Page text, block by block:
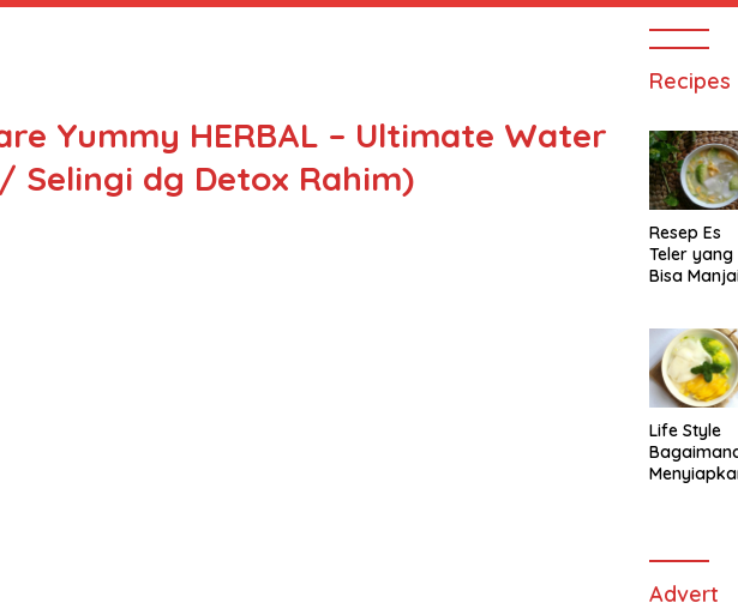
Yummy HERBAL – Ultimate Water
Selingi dg Detox Rahim)
Recipes
Resep Es
Teler yang
Bisa
Life Style
Selera
Advert